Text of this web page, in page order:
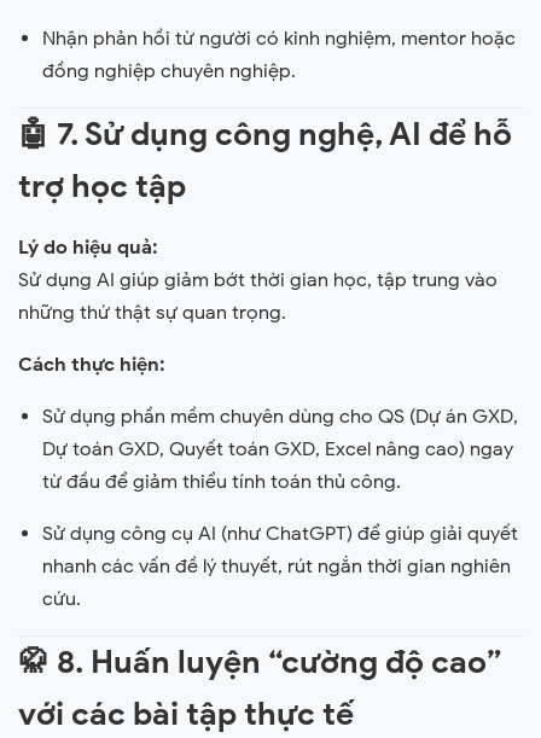
Nhận phản hồi từ người có kinh nghiệm, mentor hoặc
đồng nghiệp chuyên nghiệp.
🤖 7. Sử dụng công nghệ, AI để hỗ
trợ học tập
Lý do hiệu quả:
Sử dụng AI giúp giảm bớt thời gian học, tập trung vào
những thứ thật sự quan trọng.
Cách thực hiện:
Sử dụng phần mềm chuyên dùng cho QS (Dự án GXD,
Dự toán GXD, Quyết toán GXD, Excel nâng cao) ngay
từ đầu để giảm thiểu tính toán thủ công.
Sử dụng công cụ AI (như ChatGPT) để giúp giải quyết
nhanh các vấn đề lý thuyết, rút ngắn thời gian nghiên
cứu.
🥋 8. Huấn luyện “cường độ cao”
với các bài tập thực tế